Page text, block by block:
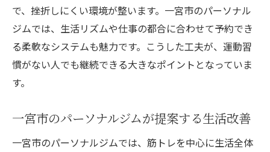
で、挫折しにくい環境が整います。一宮市のパーソナル
ジムでは、生活リズムや仕事の都合に合わせて予約でき
る柔軟なシステムも魅力です。こうした工夫が、運動習
慣がない人でも継続できる大きなポイントとなっていま
す。
一宮市のパーソナルジムが提案する生活改善
一宮市のパーソナルジムでは、筋トレを中心に生活全体